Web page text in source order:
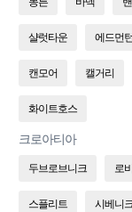
샬럿타운 에드먼
캔모어 캘거리
화이트호스
크로아티아
두브로브니크 로
스플리트 시베니